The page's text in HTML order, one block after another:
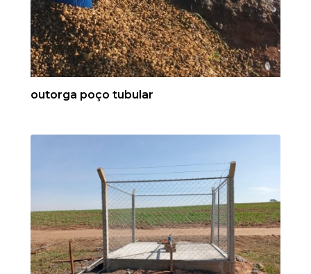
outorga poço tubular